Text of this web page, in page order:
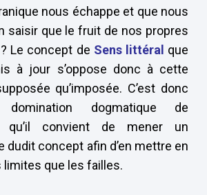
nous échappe et que nous
saisir que le fruit de nos propres
Le concept de Sens littéral que
à jour s’oppose donc à cette
qu’imposée. C’est donc
dogmatique de
convient de mener un
dudit concept afin d’en mettre en
limites que les failles.